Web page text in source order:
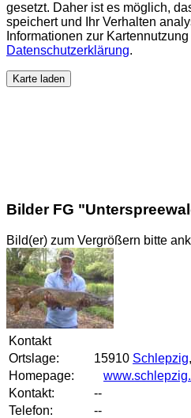
gesetzt. Daher ist es möglich,
speichert und Ihr Verhalten
Informationen zur
Datenschutzerklärung.
Karte laden
Bilder FG
Bild(er) zum Vergrößern bitte
Kontakt
Ortslage:
15910 Schlepzig
Homepage:
Kontakt:
--
Telefon:
--